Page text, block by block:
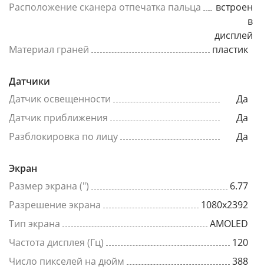
Расположение сканера отпечатка пальца
встроен
в
дисплей
Материал граней
пластик
Датчики
Датчик освещенности
Да
Датчик приближения
Да
Разблокировка по лицу
Да
Экран
Размер экрана (")
6.77
Разрешение экрана
1080x2392
Тип экрана
AMOLED
Частота дисплея (Гц)
120
Число пикселей на дюйм
388